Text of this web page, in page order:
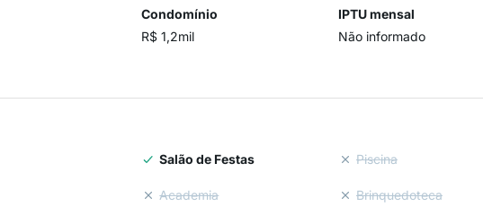
Condomínio
R$ 1,2mil
IPTU mensal
Não informado
Salão de Festas Piscina
Academia Brinquedoteca